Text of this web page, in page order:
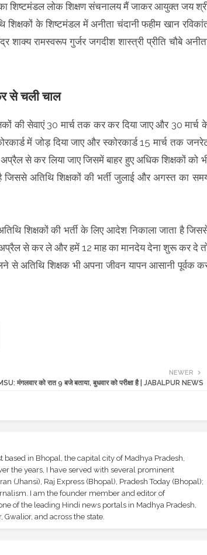
का शिष्टमंडल लोक शिक्षण संचनालय मैं जाकर आयुक्त जय
के शिष्टमंडल में अनीता चंदानी फहीम खान
रामस्वरूप गुर्जर जगदीश शास्त्री प्रीति चौबे
से चली चाल
की सेवाएं 30 मार्च तक कर कर दिया जाए और 30 मार्च
में जोड़ दिया जाए और स्कोरकार्ड 15 मार्च तक
से कर लिया जाए जिसमें बाहर हुए अधिक शिक्षकों को
अतिथि शिक्षकों की भर्ती जुलाई और अगस्त का
शिक्षकों की भर्ती के लिए आदेश निकाला जाता है
अप्रैल से कर ले और हमें 12 माह का मानदेय देना शुरू कर दे
से अतिथि शिक्षक भी अपना जीवन यापन आसानी पूर्वक
NEWER
मंगलवार को रात 9 बजे बताया, बुधवार को परीक्षा है | JABALPUR NEWS
in Bhopal, the capital city of Madhya Pradesh,
the years, I have served with several prominent
(Jhansi), Raj Express (Bhopal), Pradesh Today (Bhopal);
I am the founder member and editor of
of the leading Hindi news portals in Madhya Pradesh,
and across the state.